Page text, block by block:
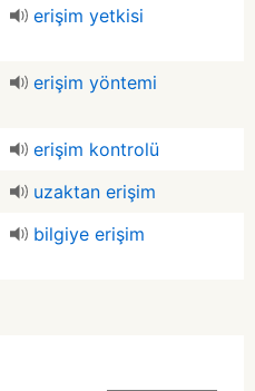
erişim yetkisi
erişim yöntemi
erişim kontrolü
uzaktan erişim
bilgiye erişim